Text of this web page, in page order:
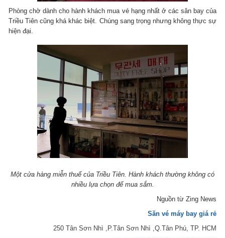
Phòng chờ dành cho hành khách mua vé hạng nhất ở các sân bay của
Triều Tiên cũng khá khác biệt. Chúng sang trọng nhưng không thực sự
hiện đại.
Một cửa hàng miễn thuế của Triều Tiên. Hành khách thường không có
nhiều lựa chọn để mua sắm.
Nguồn từ Zing News
Săn vé máy bay giá rẻ
250 Tân Sơn Nhì ,P.Tân Sơn Nhì ,Q.Tân Phú, TP. HCM